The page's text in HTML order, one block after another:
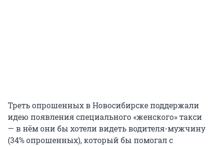
Треть опрошенных в Новосибирске поддержали
идею появления специального «женского» такси
— в нём они бы хотели видеть водителя-мужчину
(34% опрошенных), который бы помогал с